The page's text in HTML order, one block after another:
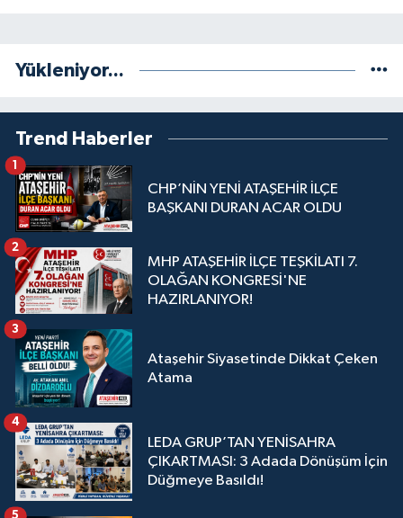
Yükleniyor...
Trend Haberler
CHP’NİN YENİ ATAŞEHİR İLÇE
BAŞKANI DURAN ACAR OLDU
1
MHP ATAŞEHİR İLÇE TEŞKİLATI 7.
OLAĞAN KONGRESİ'NE
HAZIRLANIYOR!
2
Ataşehir Siyasetinde Dikkat Çeken
Atama
3
LEDA GRUP’TAN YENİSAHRA
ÇIKARTMASI: 3 Adada Dönüşüm İçin
Düğmeye Basıldı!
4
5